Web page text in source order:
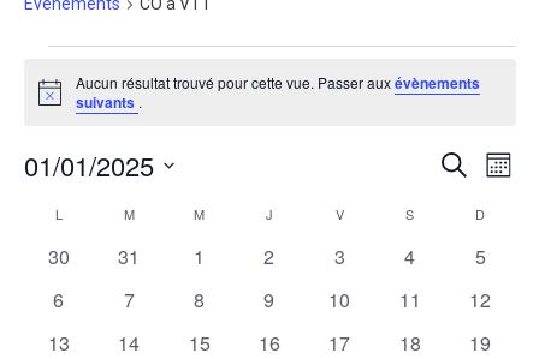
Notice
Aucun résultat trouvé pour cette vue. Passer auxévènements
suivants .
Recherche
et
Évènements
Recherche
de
Mois
01/01/2025
Calendrier
Évènements
L MMARDI M MERCREDI
J VVENDREDIS D
0
30
0
31
0
1
0
2
0
3
0
4
0
5
0
6
0
7
0
8
0
9
0
10
0
11
0
12
0
13
0
14
0
15
0
16
0
17
0
18
0
19